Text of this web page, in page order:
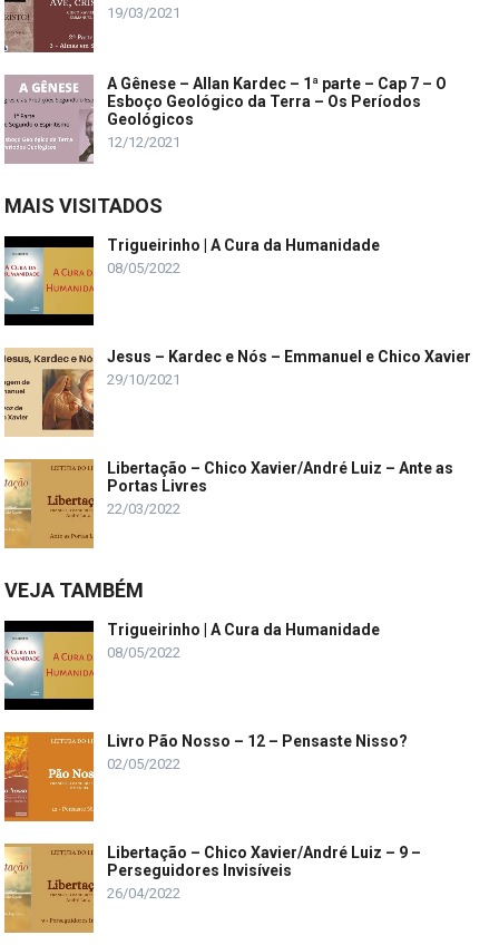
19/03/2021
A Gênese – Allan Kardec – 1ª parte – Cap 7 – O
Esboço Geológico da Terra – Os Períodos
Geológicos
12/12/2021
MAIS VISITADOS
Trigueirinho | A Cura da Humanidade
08/05/2022
Jesus – Kardec e Nós – Emmanuel e Chico Xavier
29/10/2021
Libertação – Chico Xavier/André Luiz – Ante as
Portas Livres
22/03/2022
VEJA TAMBÉM
Trigueirinho | A Cura da Humanidade
08/05/2022
Livro Pão Nosso – 12 – Pensaste Nisso?
02/05/2022
Libertação – Chico Xavier/André Luiz – 9 –
Perseguidores Invisíveis
26/04/2022